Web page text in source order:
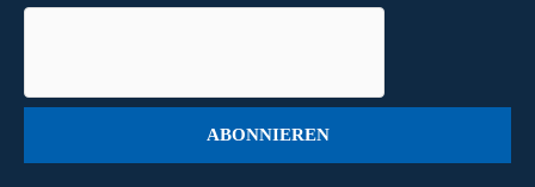
ABONNIEREN